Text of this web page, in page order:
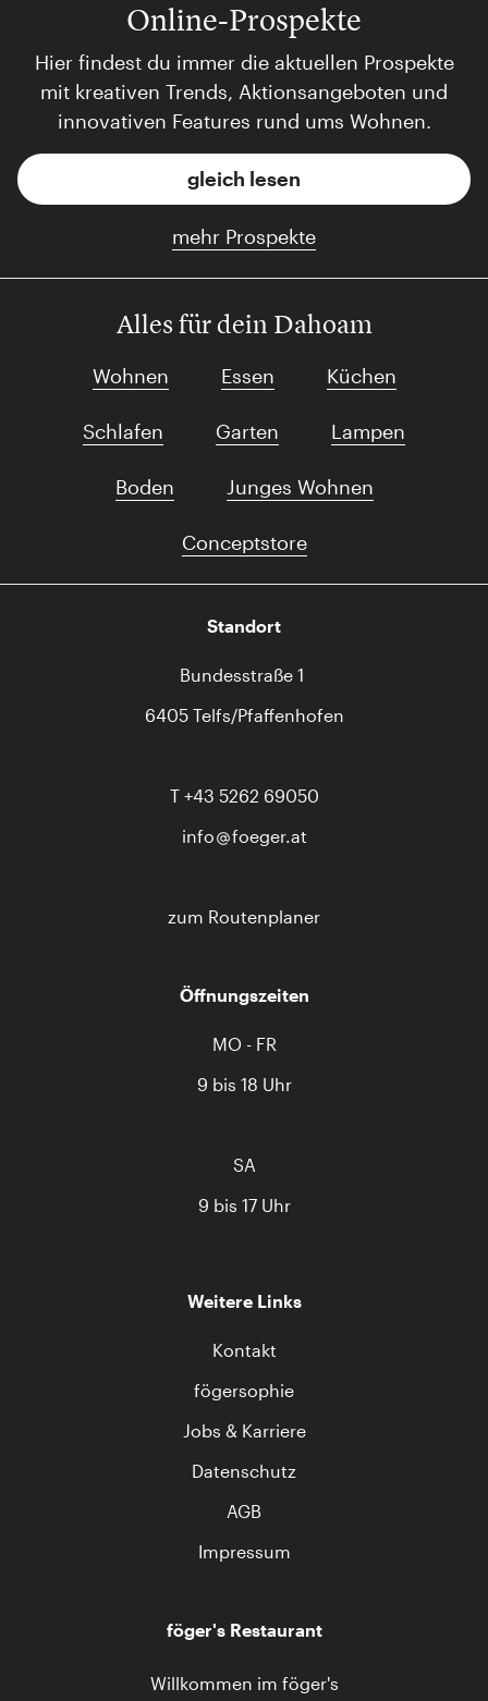
Online-Prospekte
Hier findest du immer die aktuellen Prospekte
mit kreativen Trends, Aktionsangeboten und
innovativen Features rund ums Wohnen.
gleich lesen
mehr Prospekte
Alles für dein Dahoam
Wohnen Essen Küchen
Schlafen Garten Lampen
Boden Junges Wohnen
Conceptstore
Standort
Bundesstraße 1
6405 Telfs/Pfaffenhofen
T +43 5262 69050
info
foeger.at
zum Routenplaner
Öffnungszeiten
MO - FR
9 bis 18 Uhr
SA
9 bis 17 Uhr
Weitere Links
Kontakt
fögersophie
Jobs & Karriere
Datenschutz
AGB
Impressum
föger's Restaurant
Willkommen im föger's